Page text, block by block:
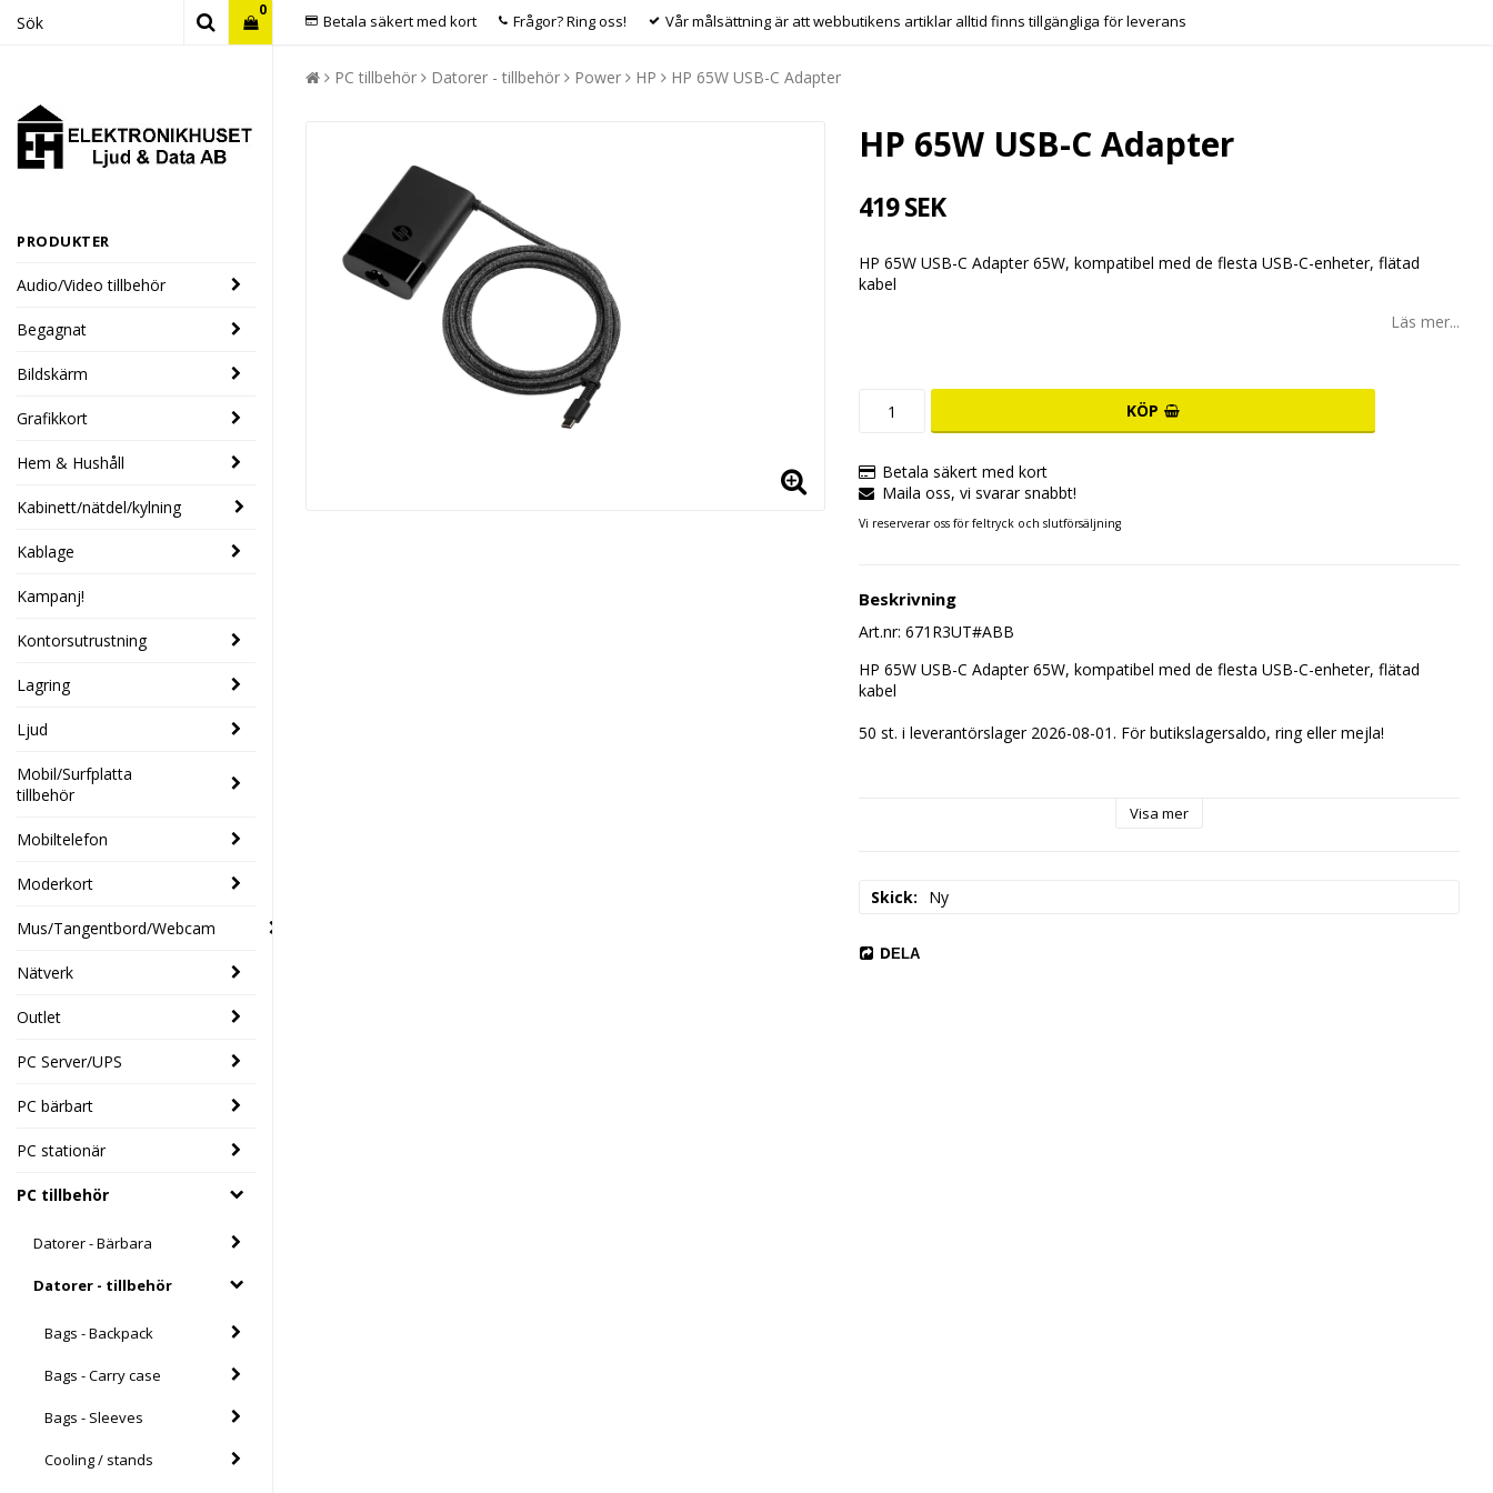
Betala säkert med kort Frågor? Ring oss! Vår målsättning är att webbutikens artiklar alltid finns tillgängliga för leverans
0
Din varukorg är tom
PRODUKTER
Audio/Video tillbehör
Begagnat
Bildskärm
Grafikkort
Hem & Hushåll
Kabinett/nätdel/kylning
Kablage
Kampanj!
Kontorsutrustning
Lagring
Ljud
Mobil/Surfplatta
tillbehör
Mobiltelefon
Moderkort
Mus/Tangentbord/Webcam
Nätverk
Outlet
PC Server/UPS
PC bärbart
PC stationär
PC tillbehör
Datorer - Bärbara
Datorer - tillbehör
Bags - Backpack
Bags - Carry case
Bags - Sleeves
Cooling / stands
PC tillbehör Datorer - tillbehör Power HP HP 65W USB-C Adapter
HP 65W USB-C Adapter
419 SEK
HP 65W USB-C Adapter 65W, kompatibel med de flesta USB-C-enheter, flätad
kabel
Läs mer...
KÖP
Betala säkert med kort
Maila oss, vi svarar snabbt!
Vi reserverar oss för feltryck och slutförsäljning
Beskrivning
Art.nr: 671R3UT#ABB
HP 65W USB-C Adapter 65W, kompatibel med de flesta USB-C-enheter, flätad
kabel
50 st. i leverantörslager 2026-08-01. För butikslagersaldo, ring eller mejla!
Visa mer
Skick Ny
DELA